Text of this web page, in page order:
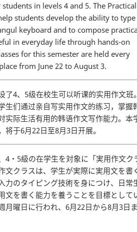
in levels 4 and 5. The Practical
students develop the ability to type
keyboard and to compose
in everyday life through hands-on
for this semester are held every
from June 22 to August 3.
了4、5级在校生可以听课的实用作文班
生们通过亲自写实用作文的练习，掌握
实际生活有用的韩语作文写作能力。本
于6月22日至8月3日开展。
4・5級の在学生を対象に「実用作文ク
文クラスは、学生が実際に実用文を書
力のタイピング技術を身につけ、日常
文を書く能力を養うことを目標として
月曜日に行われ、6月22日から8月3日